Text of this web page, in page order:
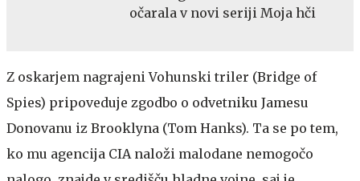
očarala v novi seriji Moja hči
Z oskarjem nagrajeni Vohunski triler (Bridge of
Spies) pripoveduje zgodbo o odvetniku Jamesu
Donovanu iz Brooklyna (Tom Hanks). Ta se po tem,
ko mu agencija CIA naloži malodane nemogočo